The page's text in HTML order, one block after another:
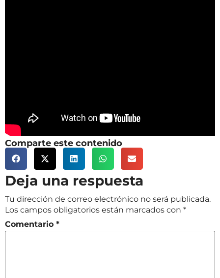
Comparte este contenido
Deja una respuesta
Tu dirección de correo electrónico no será publicada.
Los campos obligatorios están marcados con *
Comentario *